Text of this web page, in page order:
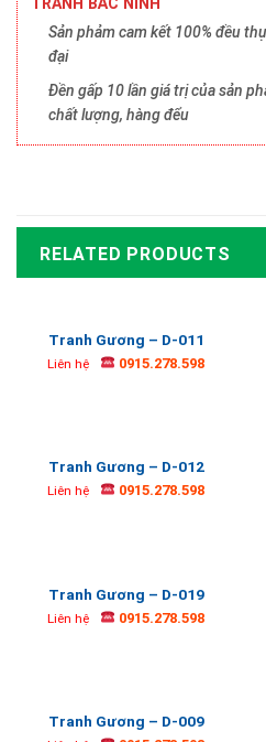
TRANH BẮC NINH
Sản phảm cam kết 100% đều
đại
Đền gấp 10 lần giá trị của sản
chất lượng, hàng đểu
RELATED PRODUCTS
Tranh Gương – D-011
Liên hệ 0915.278.598
Tranh Gương – D-012
Liên hệ 0915.278.598
Tranh Gương – D-019
Liên hệ 0915.278.598
Tranh Gương – D-009